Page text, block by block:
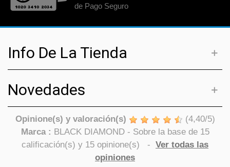
de Pago Seguro
Info De La Tienda
Novedades
Opinione(s) y valoración(s) (4,40/5)
Marca : BLACK DIAMOND- Sobre la base de 15
calificación(s) y 15 opinione(s) - Ver todas las
opiniones